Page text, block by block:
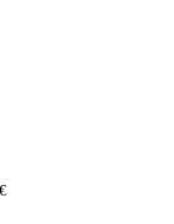
€